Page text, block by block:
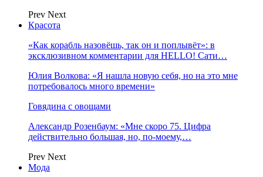
Prev Next
Красота
«Как корабль назовёшь, так он и поплывёт»: в
эксклюзивном комментарии для HELLO! Сати…
Юлия Волкова: «Я нашла новую себя, но на это мне
потребовалось много времени»
Говядина с овощами
Александр Розенбаум: «Мне скоро 75. Цифра
действительно большая, но, по‑моему,…
Prev Next
Мода